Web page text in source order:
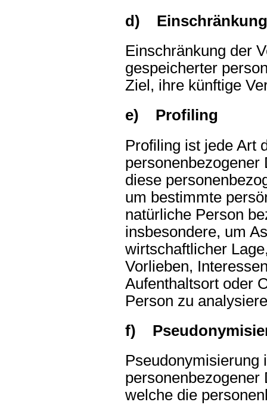
d) Einschränkung
Einschränkung der
gespeicherter
Ziel, ihre künftige
e) Profiling
Profiling ist jede Art
personenbezogener
diese
um bestimmte
natürliche Person
insbesondere, um
wirtschaftlicher
Vorlieben,
Aufenthaltsort oder
Person zu
f)
Pseudonymisierung
personenbezogener
welche die